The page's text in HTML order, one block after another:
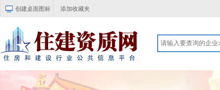
创建桌面图标 添加收藏夹